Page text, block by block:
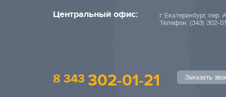
Центральный офис:
г. Екатеринбург,
Телефон: (343) 302-
8 343 302-01-21 Заказать